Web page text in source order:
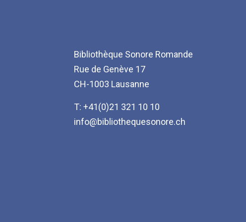
Bibliothèque Sonore Romande
Rue de Genève 17
CH-1003 Lausanne
T: +41(0)21 321 10 10
info@bibliothequesonore.ch